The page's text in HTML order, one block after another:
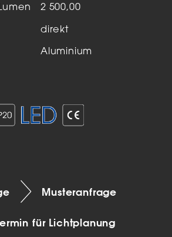
2 500,00
direkt
Aluminium
Musteranfrage
für Lichtplanung